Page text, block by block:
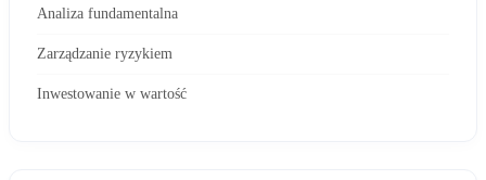
Analiza fundamentalna
Zarządzanie ryzykiem
Inwestowanie w wartość